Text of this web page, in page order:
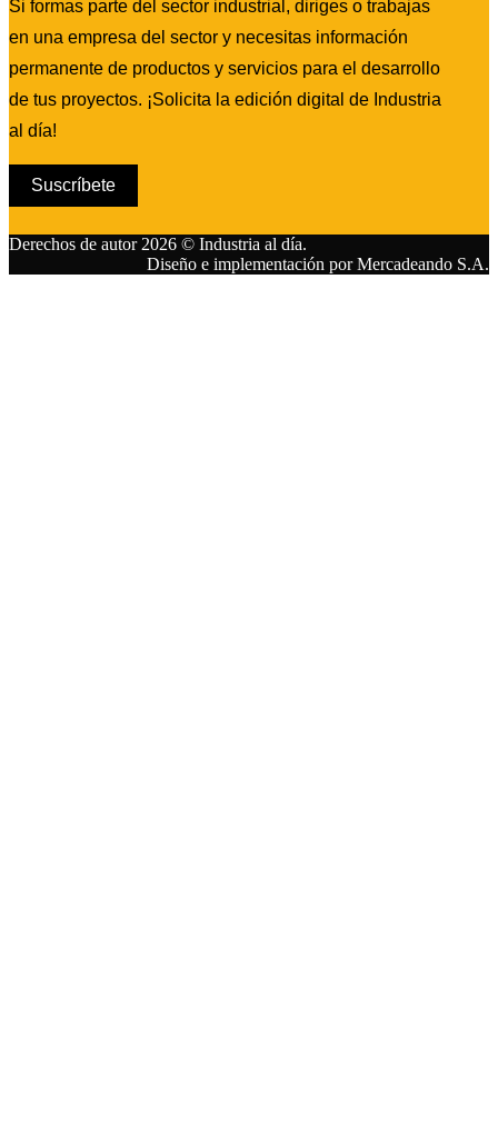
Si formas parte del sector industrial, diriges o trabajas
en una empresa del sector y necesitas información
permanente de productos y servicios para el desarrollo
de tus proyectos. ¡Solicita la edición digital de Industria
al día!
Suscríbete
Derechos de autor 2026 © Industria al día.
Diseño e implementación por Mercadeando S.A.